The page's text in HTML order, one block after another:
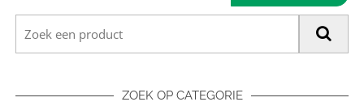
ZOEK OP CATEGORIE